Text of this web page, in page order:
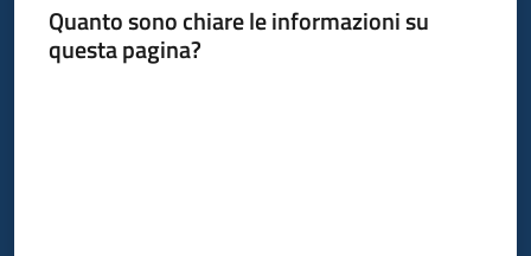
Quanto sono chiare le informazioni su
questa pagina?